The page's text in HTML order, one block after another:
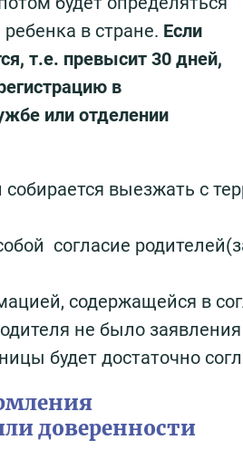
в стране. Если
т.е. превысит 30 дней,
в
или отделении
собирается выезжать с
согласие родителей(з
, содержащейся в
не было заявления
будет достаточно
доверенности